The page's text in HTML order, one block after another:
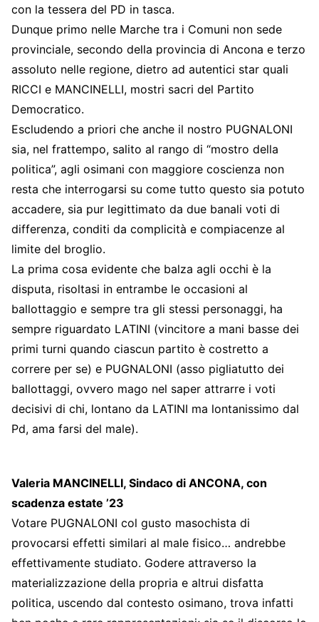
con la tessera del PD in tasca.
Dunque primo nelle Marche tra i Comuni non sede
provinciale, secondo della provincia di Ancona e terzo
assoluto nelle regione, dietro ad autentici star quali
RICCI e MANCINELLI, mostri sacri del Partito
Democratico.
Escludendo a priori che anche il nostro PUGNALONI
sia, nel frattempo, salito al rango di “mostro della
politica”, agli osimani con maggiore coscienza non
resta che interrogarsi su come tutto questo sia potuto
accadere, sia pur legittimato da due banali voti di
differenza, conditi da complicità e compiacenze al
limite del broglio.
La prima cosa evidente che balza agli occhi è la
disputa, risoltasi in entrambe le occasioni al
ballottaggio e sempre tra gli stessi personaggi, ha
sempre riguardato LATINI (vincitore a mani basse dei
primi turni quando ciascun partito è costretto a
correre per se) e PUGNALONI (asso pigliatutto dei
ballottaggi, ovvero mago nel saper attrarre i voti
decisivi di chi, lontano da LATINI ma lontanissimo dal
Pd, ama farsi del male).
Valeria MANCINELLI, Sindaco di ANCONA, con
scadenza estate ’23
Votare PUGNALONI col gusto masochista di
provocarsi effetti similari al male fisico… andrebbe
effettivamente studiato. Godere attraverso la
materializzazione della propria e altrui disfatta
politica, uscendo dal contesto osimano, trova infatti